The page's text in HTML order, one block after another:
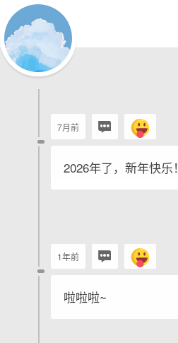
7月前
2026年了，新年快乐！
1年前
啦啦啦~